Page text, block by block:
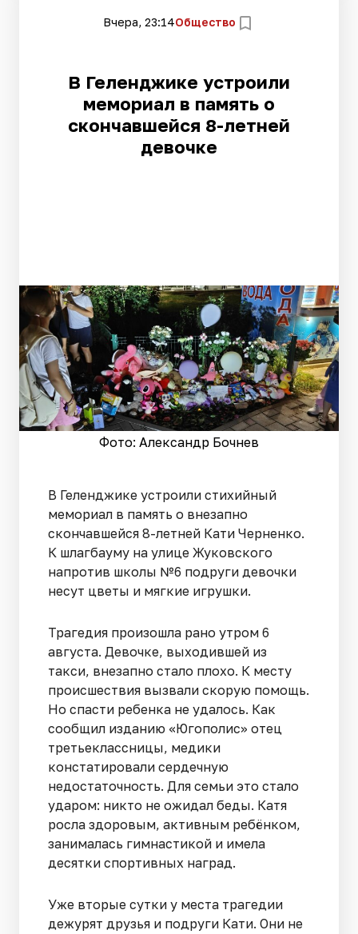
Вчера, 23:14Общество
В Геленджике устроили
мемориал в память о
скончавшейся 8-летней
девочке
Фото: Александр Бочнев
В Геленджике устроили стихийный
мемориал в память о внезапно
скончавшейся 8-летней Кати Черненко.
К шлагбауму на улице Жуковского
напротив школы №6 подруги девочки
несут цветы и мягкие игрушки.
Трагедия произошла рано утром 6
августа. Девочке, выходившей из
такси, внезапно стало плохо. К месту
происшествия вызвали скорую помощь.
Но спасти ребенка не удалось. Как
сообщил изданию «Югополис» отец
третьеклассницы, медики
констатировали сердечную
недостаточность. Для семьи это стало
ударом: никто не ожидал беды. Катя
росла здоровым, активным ребёнком,
занималась гимнастикой и имела
десятки спортивных наград.
Уже вторые сутки у места трагедии
дежурят друзья и подруги Кати. Они не